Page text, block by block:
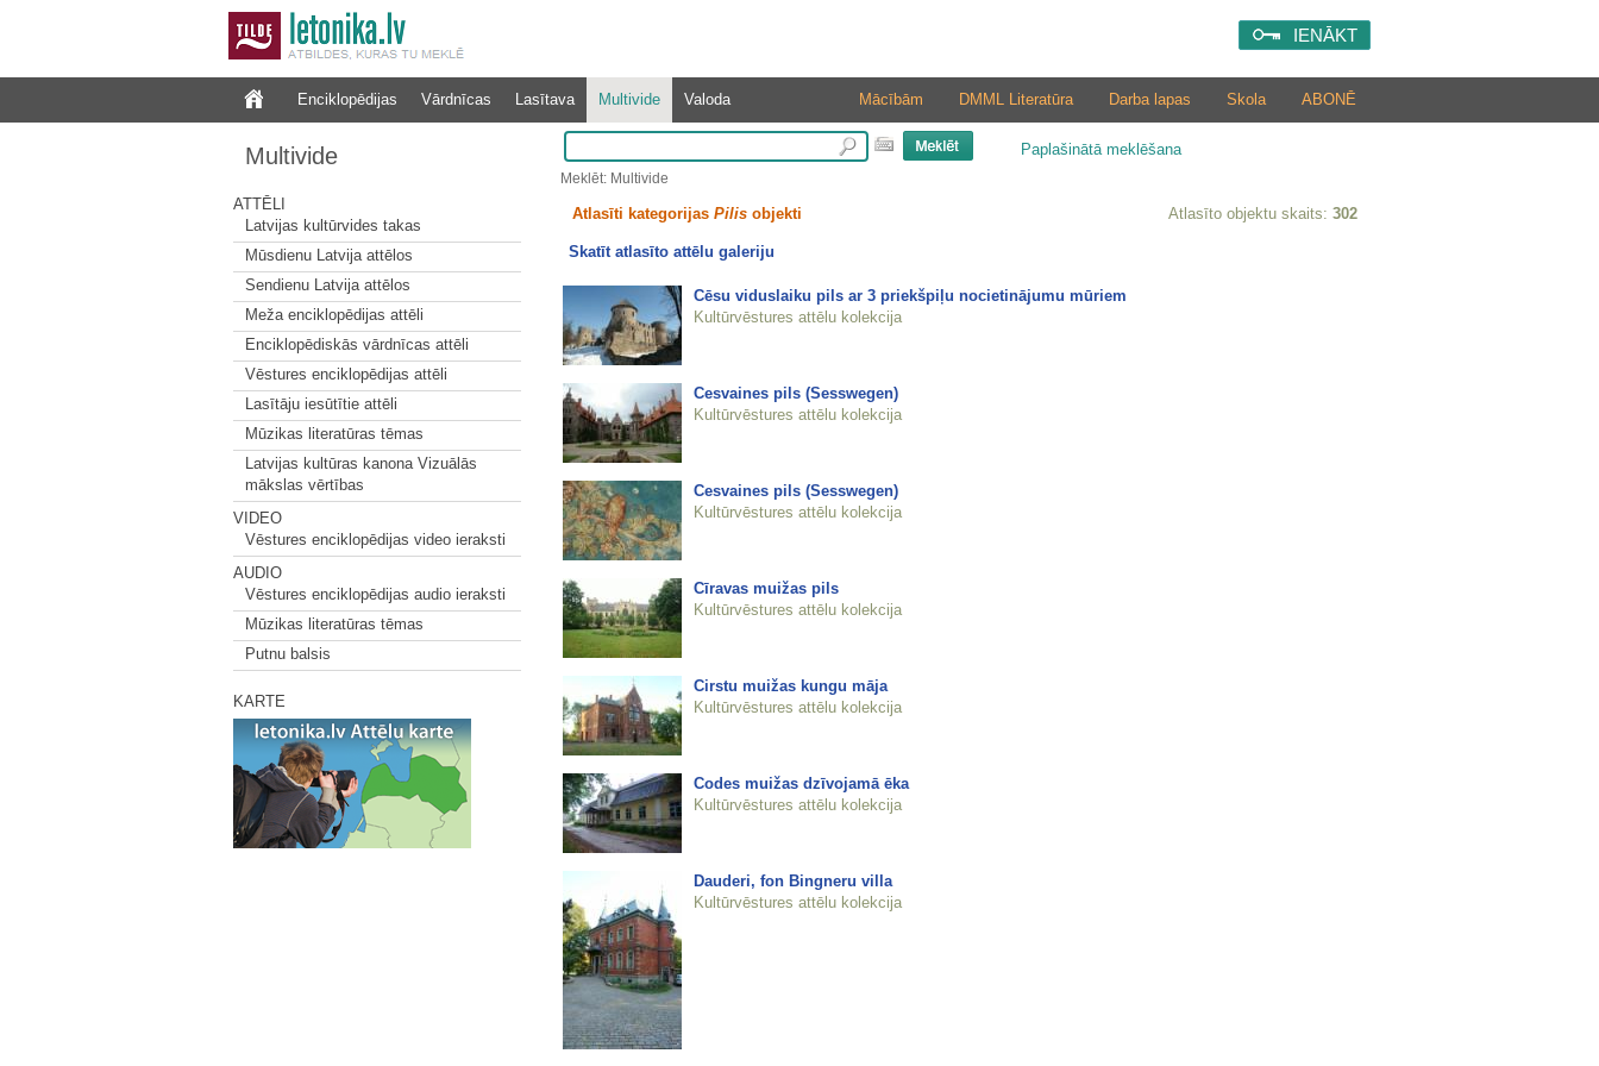
IENĀKT
Enciklopēdijas Vārdnīcas Lasītava Multivide Valoda ABONĒ
Skola
Darba lapas
DMML Literatūra
Mācībām
Multivide
ATTĒLI
Latvijas kultūrvides takas
Mūsdienu Latvija attēlos
Sendienu Latvija attēlos
Meža enciklopēdijas attēli
Enciklopēdiskās vārdnīcas attēli
Vēstures enciklopēdijas attēli
Lasītāju iesūtītie attēli
Mūzikas literatūras tēmas
Latvijas kultūras kanona Vizuālās
mākslas vērtības
VIDEO
Vēstures enciklopēdijas video ieraksti
AUDIO
Vēstures enciklopēdijas audio ieraksti
Mūzikas literatūras tēmas
Putnu balsis
KARTE
Paplašinātā meklēšana
Meklēt: Multivide
Atlasīti kategorijas Pilisobjekti Atlasīto objektu skaits: 302
Skatīt atlasīto attēlu galeriju
Cēsu viduslaiku pils ar 3 priekšpiļu nocietinājumu mūriem
Kultūrvēstures attēlu kolekcija
Cesvaines pils (Sesswegen)
Kultūrvēstures attēlu kolekcija
Cesvaines pils (Sesswegen)
Kultūrvēstures attēlu kolekcija
Cīravas muižas pils
Kultūrvēstures attēlu kolekcija
Cirstu muižas kungu māja
Kultūrvēstures attēlu kolekcija
Codes muižas dzīvojamā ēka
Kultūrvēstures attēlu kolekcija
Dauderi, fon Bingneru villa
Kultūrvēstures attēlu kolekcija